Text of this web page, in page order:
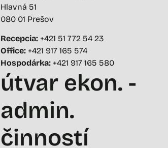
Hlavná 51
080 01 Prešov
Recepcia: +421 51 772 54 23
Office: +421 917 165 574
Hospodárka: +421 917 165 580
útvar ekon. -
admin.
činností